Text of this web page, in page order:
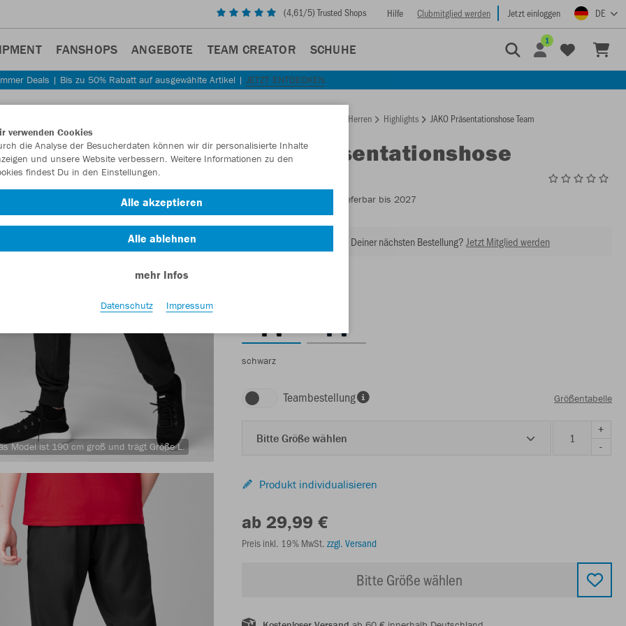
(4,61/5) Trusted Shops Hilfe Clubmitglied werden Jetzt einloggen DE
FANSHOPS ANGEBOTE TEAM CREATOR SCHUHE
1
Deals | Bis zu 50% Rabatt auf ausgewählte Artikel | JETZT ENTDECKEN
Model ist 190 cm groß und trägt Größe L.
Herren Highlights JAKO Präsentationshose Team
JAKOPräsentationshose
- Lieferbar bis 2027
Lust auf 30% Rabatt bei Deiner nächsten Bestellung? Jetzt Mitglied werden
schwarz
Teambestellung Größentabelle
Bitte Größe wählen
+
-
Produkt individualisieren
ab 29,99 €
Preis inkl. 19% MwSt. zzgl. Versand
Bitte Größe wählen
verwenden Cookies
die Analyse der Besucherdaten können wir dir personalisierte Inhalte
und unsere Website verbessern. Weitere Informationen zu den
findest Du in den Einstellungen.
Alle akzeptieren
Alle ablehnen
mehr Infos
Datenschutz Impressum